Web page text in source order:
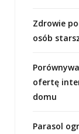
Zdrowie
osób
ofertę
domu
Parasol